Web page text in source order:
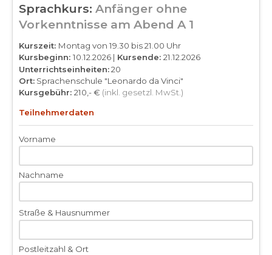
Sprachkurs: Anfänger ohne
Vorkenntnisse am Abend A 1
Kurszeit: Montag von 19.30 bis 21.00 Uhr
Kursbeginn: 10.12.2026 | Kursende: 21.12.2026
Unterrichtseinheiten:20
Ort: Sprachenschule "Leonardo da Vinci"
Kursgebühr: 210,- € (inkl. gesetzl. MwSt.)
Teilnehmerdaten
Vorname
Nachname
Straße & Hausnummer
Postleitzahl & Ort